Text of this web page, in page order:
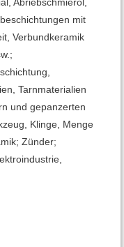
Abriebschmieröl,
mit
Verbundkeramik
Tarnmaterialien
und gepanzerten
Klinge, Menge
Zünder;